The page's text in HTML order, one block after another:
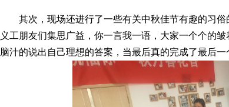
其次，现场还进行了一些有关中秋佳节有趣的习俗
义工朋友们集思广益，你一言我一语，大家一个个的
脑汁的说出自己理想的答案，当最后真的完成了最后